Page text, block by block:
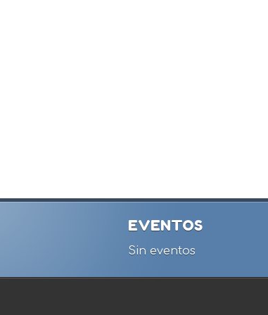
EVENTOS
Sin eventos